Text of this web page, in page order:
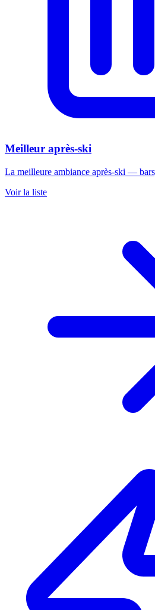
Meilleur après-ski
La meilleure ambiance après-ski —
Voir la liste